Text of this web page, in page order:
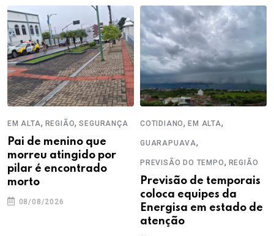
EM ALTA, REGIÃO,SEGURANÇA
Pai de menino que
morreu atingido por
pilar é encontrado
morto
08/08/2026
COTIDIANO,EM ALTA,
GUARAPUAVA,
PREVISÃO DO TEMPO, REGIÃO
Previsão de temporais
coloca equipes da
Energisa em estado de
atenção